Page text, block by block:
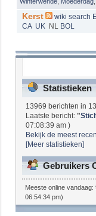
Kerst wiki search
CA UK NL BOL
Statistieken
13969 berichten in
Laatste bericht:"
07:08:39 am )
Bekijk de meest
[Meer statistieken]
Gebruikers
Meeste online vandaag:
06:54:34 pm)